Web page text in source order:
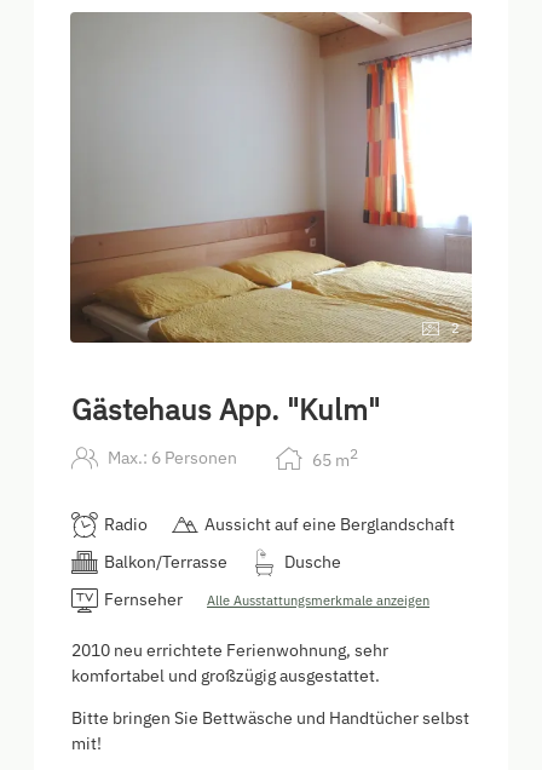
2
Gästehaus App. "Kulm"
Max.: 6 Personen 65 m2
Radio
Aussicht auf eine Berglandschaft
Balkon/Terrasse
Dusche
Fernseher
Alle Ausstattungsmerkmale anzeigen
2010 neu errichtete Ferienwohnung, sehr
komfortabel und großzügig ausgestattet.
Bitte bringen Sie Bettwäsche und Handtücher selbst
mit!